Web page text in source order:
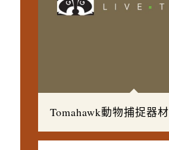
Tomahawk動物捕捉器材